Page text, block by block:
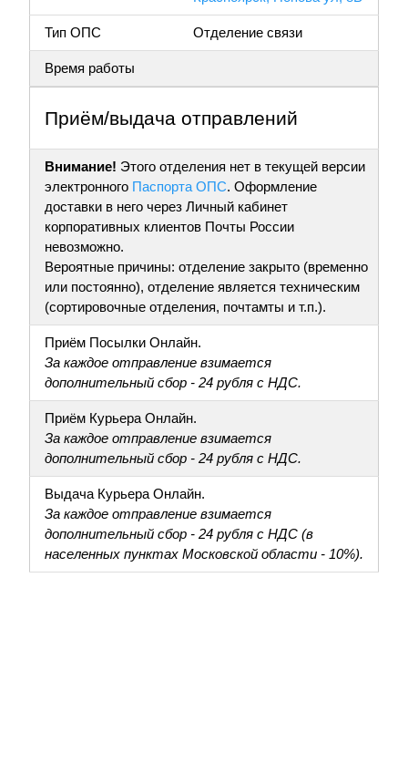
Тип ОПС Отделение связи
Время работы
Приём/выдача отправлений
Внимание! Этого отделения нет в текущей версии
электронного Паспорта ОПС. Оформление
доставки в него через Личный кабинет
корпоративных клиентов Почты России
невозможно.
Вероятные причины: отделение закрыто (временно
или постоянно), отделение является техническим
(сортировочные отделения, почтамты и т.п.).
Приём Посылки Онлайн.
За каждое отправление взимается
дополнительный сбор - 24 рубля с НДС.
Приём Курьера Онлайн.
За каждое отправление взимается
дополнительный сбор - 24 рубля с НДС.
Выдача Курьера Онлайн.
За каждое отправление взимается
дополнительный сбор - 24 рубля с НДС (в
населенных пунктах Московской области - 10%).